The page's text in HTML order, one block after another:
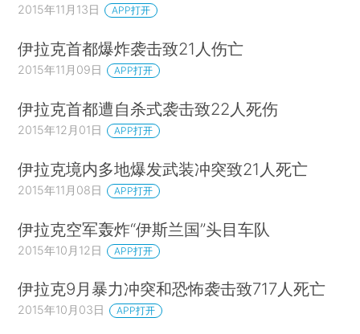
2015年11月13日 APP打开
伊拉克首都爆炸袭击致21人伤亡
2015年11月09日 APP打开
伊拉克首都遭自杀式袭击致22人死伤
2015年12月01日 APP打开
伊拉克境内多地爆发武装冲突致21人死亡
2015年11月08日 APP打开
伊拉克空军轰炸“伊斯兰国”头目车队
2015年10月12日 APP打开
伊拉克9月暴力冲突和恐怖袭击致717人死亡
2015年10月03日 APP打开